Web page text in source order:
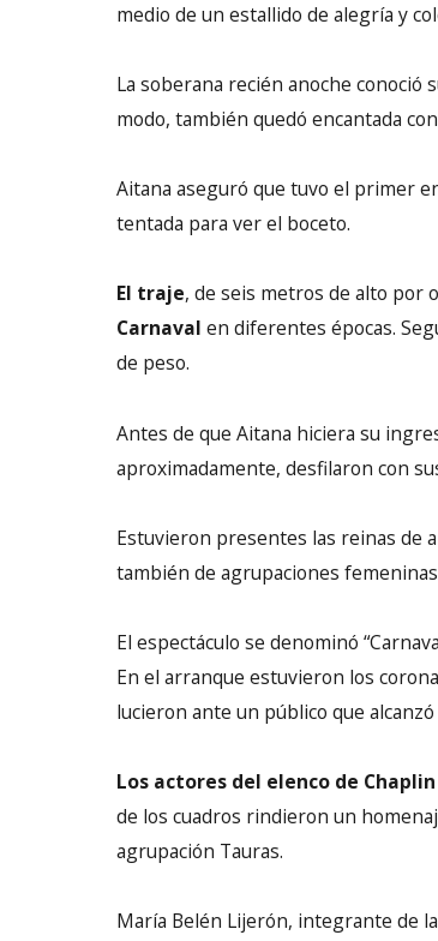
medio de un estallido de alegría y
La soberana recién anoche conoció
modo, también quedó encantada
Aitana aseguró que tuvo el primer
tentada para ver el boceto.
El traje, de seis metros de alto por
Carnaval en diferentes épocas.
de peso.
Antes de que Aitana hiciera su
aproximadamente, desfilaron con
Estuvieron presentes las reinas de
también de agrupaciones
El espectáculo se denominó
En el arranque estuvieron los
lucieron ante un público que
Los actores del elenco de
de los cuadros rindieron un
agrupación Tauras.
María Belén Lijerón, integrante de